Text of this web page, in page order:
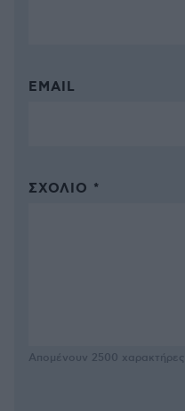
EMAIL
ΣΧΌΛΙΟ *
Απομένουν 2500 χαρακτήρες